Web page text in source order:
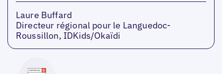
Laure Buffard
Directeur régional pour le Languedoc-
Roussillon, IDKids/Okaïdi